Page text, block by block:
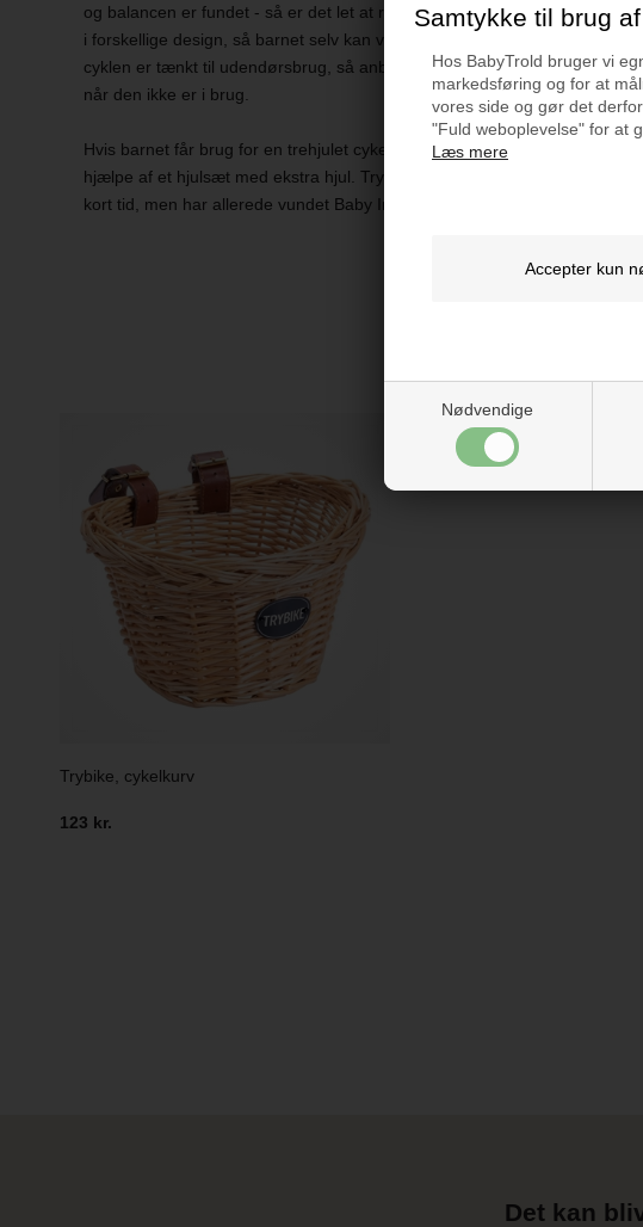
Samtykke til brug
Hos BabyTrold bruger vi
markedsføring og for at
vores side og gør det
"Fuld weboplevelse" for at
Læs mere
Nødvendige
og balancen er fundet - så er det let at ræse afsted. Der medfølger
i forskellige design, så barnet selv kan vælge, hvilket udtryk cyklen skal
cyklen er tænkt til udendørsbrug, så anbefaler Trybike, at den bliver
når den ikke er i brug.
Hvis barnet får brug for en trehjulet cykel er det let at lave den tohjulede
hjælpe af et hjulsæt med ekstra hjul. Trybike i metal har kun været på
kort tid, men har allerede vundet Baby Innovation Award 2018.
Måske er du
Trybike, cykelkurv
123 kr.
Det kan